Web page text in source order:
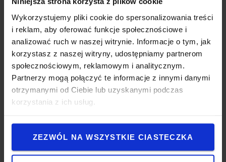
Wykorzystujemy pliki cookie do spersonalizowania treści
i reklam, aby oferować funkcje społecznościowe i
analizować ruch w naszej witrynie. Informacje o tym, jak
korzystasz z naszej witryny, udostępniamy partnerom
społecznościowym, reklamowym i analitycznym.
Partnerzy mogą połączyć te informacje z innymi danymi
otrzymanymi od Ciebie lub uzyskanymi podczas
korzystania z ich usług.
ZEZWÓL NA WSZYSTKIE CIASTECZKA
With SSAB Zero™ steel
We use recycled steel produced with fossil-free electricity